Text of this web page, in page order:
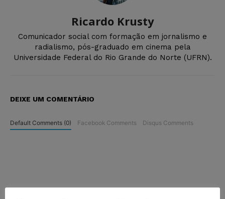
Ricardo Krusty
Comunicador social com formação em jornalismo e
radialismo, pós-graduado em cinema pela
Universidade Federal do Rio Grande do Norte (UFRN).
DEIXE UM COMENTÁRIO
Default Comments (0) Facebook Comments Disqus Comments